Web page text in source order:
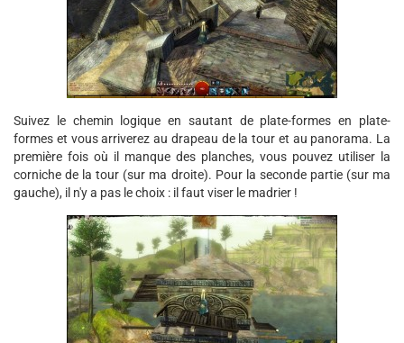
Suivez le chemin logique en sautant de plate-formes en plate-
formes et vous arriverez au drapeau de la tour et au panorama. La
première fois où il manque des planches, vous pouvez utiliser la
corniche de la tour (sur ma droite). Pour la seconde partie (sur ma
gauche), il n'y a pas le choix : il faut viser le madrier !